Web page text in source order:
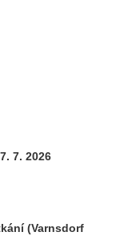
7. 2026
(Varnsdorf